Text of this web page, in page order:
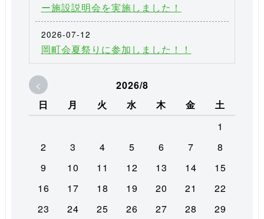
ー施設説明会を実施しました！
2026-07-12
岡町会夏祭りに参加しました！！
<
2026/8
日
月 火 水 木 金
土
1
2
3 4 5 6 7
8
9
10 11 12 13 14
15
16
17 18 19 20 21
22
23
24 25 26 27 28
29